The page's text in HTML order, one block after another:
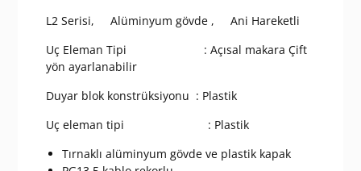
mm
Ayarlanabilir
Kollu
Ani
1NO+1NC
Sınır
Şalter
L2 Serisi, Alüminyum gövde , Ani Hareketli
Uç Eleman Tipi : Açısal makara Çift
yön ayarlanabilir
Duyar blok konstrüksiyonu : Plastik
Uç eleman tipi : Plastik
Tırnaklı alüminyum gövde ve plastik kapak